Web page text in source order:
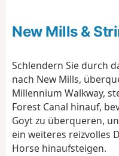
o
New Mills &
Schlendern Sie durch
nach New Mills,
Millennium Walkway,
Forest Canal hinauf,
Goyt zu überqueren,
ein weiteres reizvolles
Horse hinaufsteigen.